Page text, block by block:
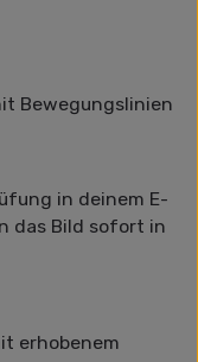
in deinem E-
das Bild sofort in